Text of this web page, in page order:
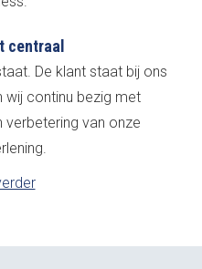
centraal
De klant staat bij ons
wij continu bezig met
van onze